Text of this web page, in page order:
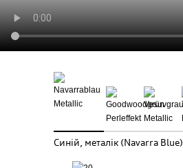
Синій, металік (Navarra Blue)